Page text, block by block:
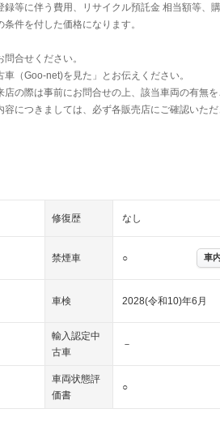
等に伴う費用、リサイクル預託金 相当額等、
件を付した価格になります。
合せください。
（Goo-net)を見た」とお伝えください。
の際は事前にお問合せの上、該当車両の有無を
につきましては、必ず各販売店にご確認いただ
修復歴 なし
禁煙車 ○ 車
車検 2028(令和10)年6月
輸入認定中
古車
－
車両状態評
価書
○